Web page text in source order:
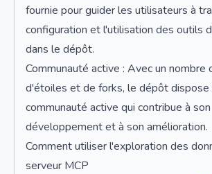
fournie pour guider les utilisateurs à
configuration et l'utilisation des outils
dans le dépôt.
Communauté active : Avec un nombre
d'étoiles et de forks, le dépôt dispose
communauté active qui contribue à son
développement et à son amélioration.
Comment utiliser l'exploration des
serveur MCP